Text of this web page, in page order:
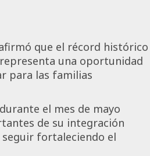
que el récord histórico
una oportunidad
para las familias
el mes de mayo
de su integración
fortaleciendo el